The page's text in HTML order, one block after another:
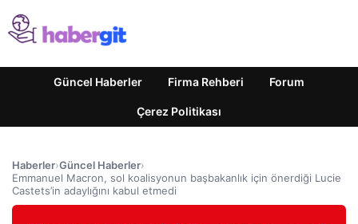
Güncel Haberler Firma Rehberi Forum
Çerez Politikası
Haberler›Güncel Haberler›
Emmanuel Macron, sol koalisyonun başbakanlık için önerdiği Lucie
Castets’in adaylığını kabul etmedi